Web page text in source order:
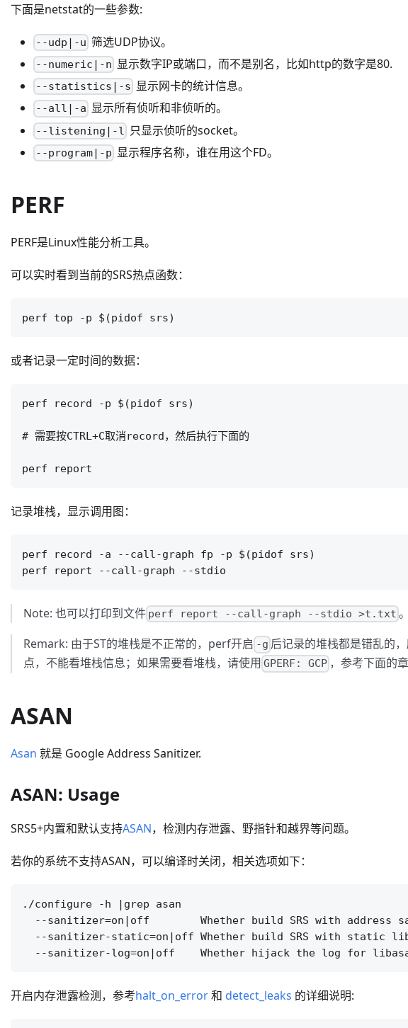
下面是netstat的一些参数:
--udp|-u 筛选UDP协议。
--numeric|-n 显示数字IP或端口，而不是别名，比如http的数字是80.
--statistics|-s 显示网卡的统计信息。
--all|-a 显示所有侦听和非侦听的。
--listening|-l 只显示侦听的socket。
--program|-p 显示程序名称，谁在用这个FD。
PERF
PERF是Linux性能分析工具。
可以实时看到当前的SRS热点函数：
或者记录一定时间的数据：
perf record -p $(pidof srs)
# 需要按CTRL+C取消record，然后执行下面的
记录堆栈，显示调用图：
perf record -a --call-graph fp -p $(pidof srs)
Note: 也可以打印到文件 perf report --call-graph --stdio >t.txt 。
Remark: 由于ST的堆栈是不正常的，perf开启 -g 后记录的堆栈都是错乱的
点，不能看堆栈信息；如果需要看堆栈，请使用 GPERF: GCP ，参考下面的章
ASAN
Asan 就是 Google Address Sanitizer.
ASAN: Usage
SRS5+内置和默认支持ASAN，检测内存泄露、野指针和越界等问题。
若你的系统不支持ASAN，可以编译时关闭，相关选项如下：
./configure -h |grep asan
--sanitizer=on|off        Whether build SRS with address
--sanitizer-static=on|off Whether build SRS with static
开启内存泄露检测，参考halt_on_error和 detect_leaks 的详细说明: